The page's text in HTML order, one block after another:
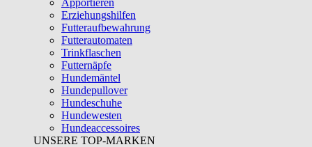
Apportieren
Erziehungshilfen
Futteraufbewahrung
Futterautomaten
Trinkflaschen
Futternäpfe
Hundemäntel
Hundepullover
Hundeschuhe
Hundewesten
Hundeaccessoires
UNSERE TOP-MARKEN